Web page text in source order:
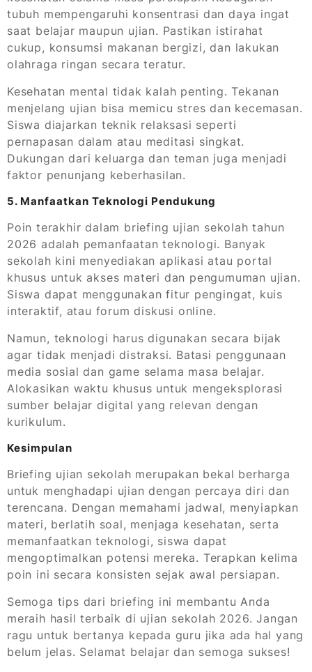
tubuh mempengaruhi konsentrasi dan daya ingat
saat belajar maupun ujian. Pastikan istirahat
cukup, konsumsi makanan bergizi, dan lakukan
olahraga ringan secara teratur.
Kesehatan mental tidak kalah penting. Tekanan
menjelang ujian bisa memicu stres dan kecemasan.
Siswa diajarkan teknik relaksasi seperti
pernapasan dalam atau meditasi singkat.
Dukungan dari keluarga dan teman juga menjadi
faktor penunjang keberhasilan.
5. Manfaatkan Teknologi Pendukung
Poin terakhir dalam briefing ujian sekolah tahun
2026 adalah pemanfaatan teknologi. Banyak
sekolah kini menyediakan aplikasi atau portal
khusus untuk akses materi dan pengumuman ujian.
Siswa dapat menggunakan fitur pengingat, kuis
interaktif, atau forum diskusi online.
Namun, teknologi harus digunakan secara bijak
agar tidak menjadi distraksi. Batasi penggunaan
media sosial dan game selama masa belajar.
Alokasikan waktu khusus untuk mengeksplorasi
sumber belajar digital yang relevan dengan
kurikulum.
Kesimpulan
Briefing ujian sekolah merupakan bekal berharga
untuk menghadapi ujian dengan percaya diri dan
terencana. Dengan memahami jadwal, menyiapkan
materi, berlatih soal, menjaga kesehatan, serta
memanfaatkan teknologi, siswa dapat
mengoptimalkan potensi mereka. Terapkan kelima
poin ini secara konsisten sejak awal persiapan.
Semoga tips dari briefing ini membantu Anda
meraih hasil terbaik di ujian sekolah 2026. Jangan
ragu untuk bertanya kepada guru jika ada hal yang
belum jelas. Selamat belajar dan semoga sukses!